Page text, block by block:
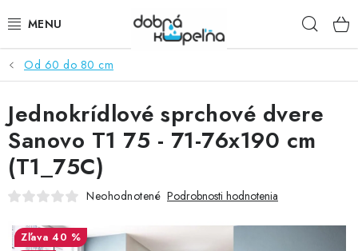
na
SPRCHOVÉ KÚTY
SPRCHOVÉ DVERE
BATÉRIE
VANE
KÚPEĽŇOVÝ NÁBYTOK
Od 60 do 80 cm
Jednokrídlové sprchové dvere
Sanovo T1 75 - 71-76x190 cm
(T1_75C)
Neohodnotené Podrobnosti hodnotenia
40 %